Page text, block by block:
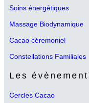
Soins énergétiques
Massage Biodynamique
Cacao céremoniel
Constellations Familiales
Les
Cercles Cacao